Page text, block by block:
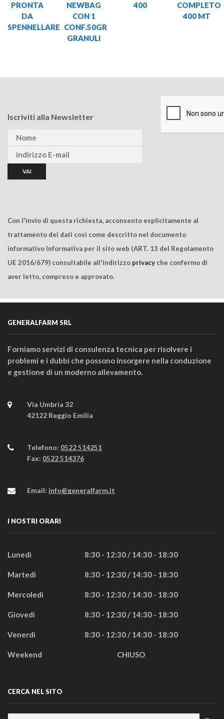
PRONTA
DA
SPENNELLARE
NEWBAG
CON 1
CONF.50GR
GRANULI
400
COMPLETO
400 MT
Iscriviti alla Newsletter
Con l'invio di questa richiesta, acconsento esplicitamente al
trattamento dei dati così come descritto nel documento
informativo Informativa per il sito web (ART. 13 del Regolamento
UE 2016/679) consultabile all'indirizzo privacy che confermo di
aver letto, compreso e approvato.
GENERALFARM SRL
Forniamo servizi di consulenza tecnica per risolvere i
problemi e i dubbi che possono insorgere nella conduzione
e gestione di un moderno allevamento.
Via Umbria 32
42122 Reggio Emilia
Telefono: 0522 514251
Fax: 0522 514376
Email: info@generalfarm.it
I NOSTRI ORARI
Lunedì 8:30 - 12:30 / 14:30 - 18:30
Martedì 8:30 - 12:30 / 14:30 - 18:30
Mercoledì 8:30 - 12:30 / 14:30 - 18:30
Giovedì 8:30 - 12:30 / 14:30 - 18:30
Venerdì 8:30 - 12:30 / 14:30 - 18:30
Weekend CHIUSO
CERCA NEL SITO